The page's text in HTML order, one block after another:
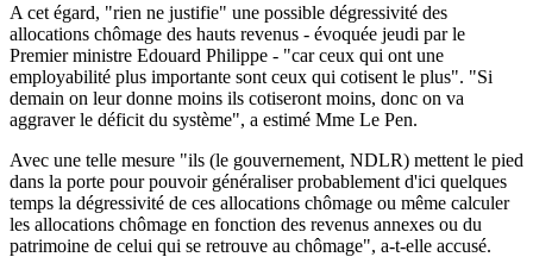
A cet égard, "rien ne justifie" une possible dégressivité des
allocations chômage des hauts revenus - évoquée jeudi par le
Premier ministre Edouard Philippe - "car ceux qui ont une
employabilité plus importante sont ceux qui cotisent le plus". "Si
demain on leur donne moins ils cotiseront moins, donc on va
aggraver le déficit du système", a estimé Mme Le Pen.
Avec une telle mesure "ils (le gouvernement, NDLR) mettent le pied
dans la porte pour pouvoir généraliser probablement d'ici quelques
temps la dégressivité de ces allocations chômage ou même calculer
les allocations chômage en fonction des revenus annexes ou du
patrimoine de celui qui se retrouve au chômage", a-t-elle accusé.